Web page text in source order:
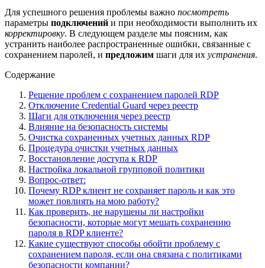
Для успешного решения проблемы важно посмотреть
параметры подключений и при необходимости выполнить их
корректировку. В следующем разделе мы поясним, как
устранить наиболее распространенные ошибки, связанные с
сохранением паролей, и предложим шаги для их устранения.
Содержание
Решение проблем с сохранением паролей RDP
Отключение Credential Guard через реестр
Шаги для отключения через реестр
Влияние на безопасность системы
Очистка сохраненных учетных данных RDP
Процедура очистки учетных данных
Восстановление доступа к RDP
Настройка локальной групповой политики
Вопрос-ответ:
Почему RDP клиент не сохраняет пароль и как это
может повлиять на мою работу?
Как проверить, не нарушены ли настройки
безопасности, которые могут мешать сохранению
пароля в RDP клиенте?
Какие существуют способы обойти проблему с
сохранением пароля, если она связана с политиками
безопасности компании?